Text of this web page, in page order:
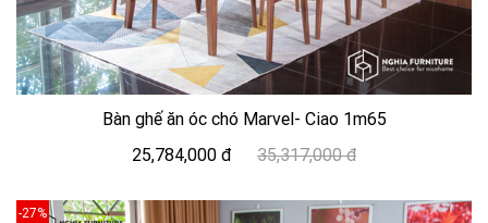
Bàn ghế ăn óc chó Marvel- Ciao 1m65
25,784,000 đ
35,317,000 đ
-27%